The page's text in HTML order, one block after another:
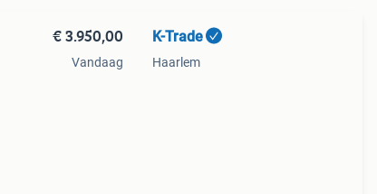
€ 3.950,00
Vandaag
K-Trade
Haarlem